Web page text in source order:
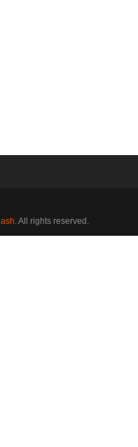
. All rights reserved.